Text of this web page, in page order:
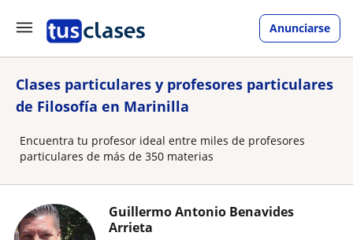
Anunciarse
Clases particulares y profesores particulares
de Filosofía en Marinilla
Encuentra tu profesor ideal entre miles de profesores
particulares de más de 350 materias
Guillermo Antonio Benavides
Arrieta